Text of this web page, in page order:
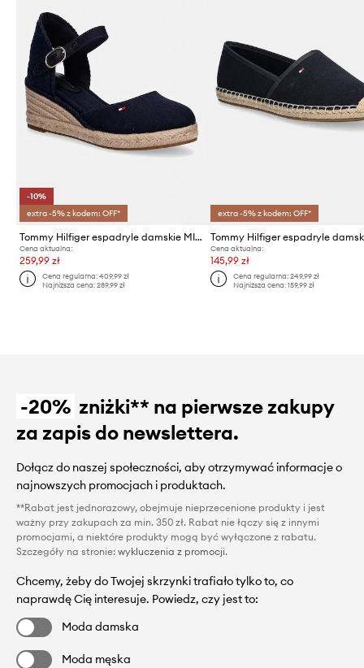
-10%
extra -5% z kodem: OFF*
Tommy Hilfiger espadryle damskie MID WEDGE ESPAD CLOSED TOE
Cena aktualna:
259,99 zł
Cena regularna:409,99 zł
Najniższa cena:289,99 zł
extra -5% z kodem: OFF*
Cena aktualna:
145,99 zł
Cena regularna: 249,99 zł
Najniższa cena: 159,99 zł
-20% zniżki** na pierwsze zakupy
za zapis do newslettera.
Dołącz do naszej społeczności, aby otrzymywać informacje o
najnowszych promocjach i produktach.
**Rabat jest jednorazowy, obejmuje nieprzecenione produkty i jest
ważny przy zakupach za min. 350 zł. Rabat nie łączy się z innymi
promocjami, a niektóre produkty mogą być wyłączone z rabatu.
Szczegóły na stronie: wykluczenia z promocji.
Chcemy, żeby do Twojej skrzynki trafiało tylko to, co
naprawdę Cię interesuje. Powiedz, czy jest to:
Moda damska
Moda męska